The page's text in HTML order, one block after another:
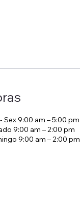
Sex 9:00 am – 5:00 pm
9:00 am – 2:00 pm
9:00 am – 2:00 pm